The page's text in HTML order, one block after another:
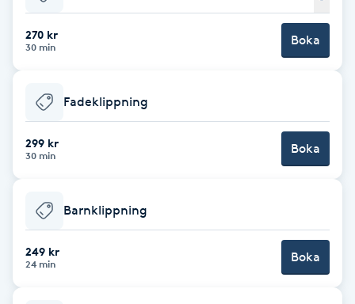
Babylights
Balayage
Barber
Barnklippning
BIAB
Blowout
270 kr
30 min Boka
Fadeklippning
299 kr
30 min Boka
Barnklippning
249 kr
24 min Boka